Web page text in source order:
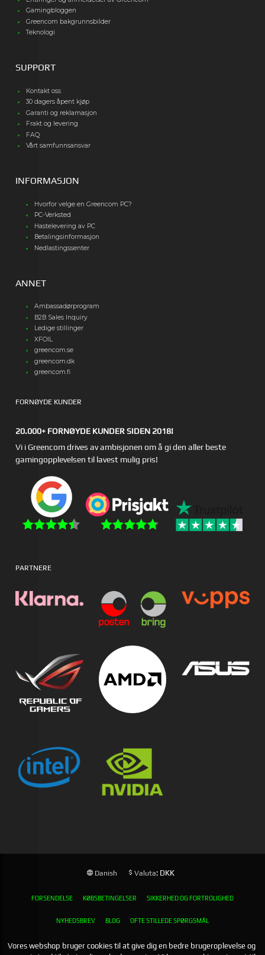
Gamingbloggen
Greencom bakgrunnsbilder
Teknologi
SUPPORT
Kontakt oss
30 dagers åpent kjøp
Garanti og reklamasjon
Frakt og levering
FAQ
Vårt samfunnsansvar
INFORMASJON
Hvorfor velge en Greencom PC?
PC-Verksted
Hastelevering av PC
Betalingsinformasjon
Nedlastingssenter
ANNET
Ambassadørprogram
B2B Sales Inquiry
Ledige stillinger
XFOIL
greencom.se
greencom.dk
greencom.fi
FORNØYDE KUNDER
20.000+ FORNØYDE KUNDER SIDEN 2018!
Vi i Greencom drives av ambisjonen om å gi den aller beste
gamingopplevelsen til lavest mulig pris!
PARTNERE
Danish Valuta: DKK
FORSENDELSE KØBSBETINGELSER SIKKERHED OG FORTROLIGHED
NYHEDSBREV BLOG OFTE STILLEDE SPØRGSMÅL
Vores webshop bruger cookies til at give dig en bedre brugeroplevelse og